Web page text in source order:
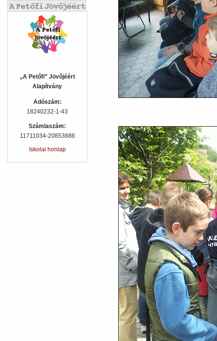
„A Petőfi” Jövőjéért
Alapítvány
Adószám:
18240232-1-43
Számlaszám:
11711034-20853886
Iskolai honlap